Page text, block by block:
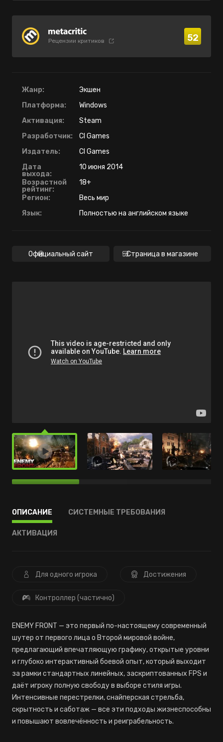
Рецензии критиков 52
Жанр:
Экшен
Платформа:
Windows
Активация:
Steam
Разработчик:
CI Games
Издатель:
CI Games
Дата
выхода:
10 июня 2014
Возрастной
рейтинг:
18+
Регион:
Весь мир
Язык:
Полностью на английском языке
Официальный сайт Страница в магазине
ОПИСАНИЕ СИСТЕМНЫЕ ТРЕБОВАНИЯ
АКТИВАЦИЯ
Для одного игрока Достижения
Контроллер (частично)
ENEMY FRONT — это первый по-настоящему современный
шутер от первого лица о Второй мировой войне,
предлагающий впечатляющую графику, открытые уровни
и глубоко интерактивный боевой опыт, который выходит
за рамки стандартных линейных, заскриптованных FPS и
даёт игроку полную свободу в выборе стиля игры.
Интенсивные перестрелки, снайперская стрельба,
скрытность и саботаж — все эти подходы жизнеспособны
и повышают вовлечённость и реиграбельность.